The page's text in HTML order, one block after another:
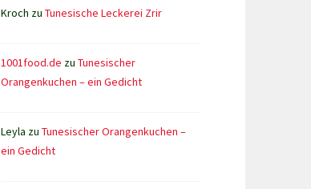
Kroch zu Tunesische Leckerei Zrir
1001food.de zu Tunesischer
Orangenkuchen – ein Gedicht
Leyla zu Tunesischer Orangenkuchen –
ein Gedicht